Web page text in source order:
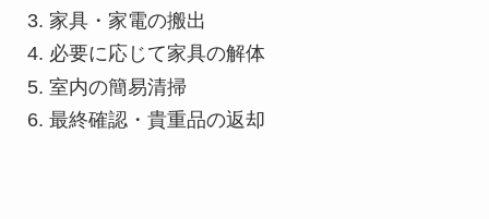
家具・家電の搬出
必要に応じて家具の解体
室内の簡易清掃
最終確認・貴重品の返却